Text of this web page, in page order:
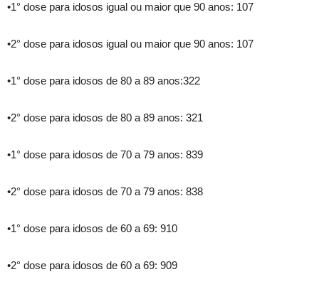
•1° dose para idosos igual ou maior que 90 anos: 107
•2° dose para idosos igual ou maior que 90 anos: 107
•1° dose para idosos de 80 a 89 anos:322
•2° dose para idosos de 80 a 89 anos: 321
•1° dose para idosos de 70 a 79 anos: 839
•2° dose para idosos de 70 a 79 anos: 838
•1° dose para idosos de 60 a 69: 910
•2° dose para idosos de 60 a 69: 909